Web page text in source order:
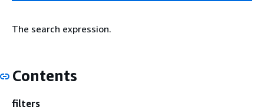
The search expression.
Contents
filters